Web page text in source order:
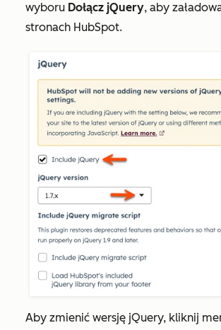
wyboru Dołącz jQuery, aby
stronach HubSpot.
Aby zmienić wersję jQuery, kliknij